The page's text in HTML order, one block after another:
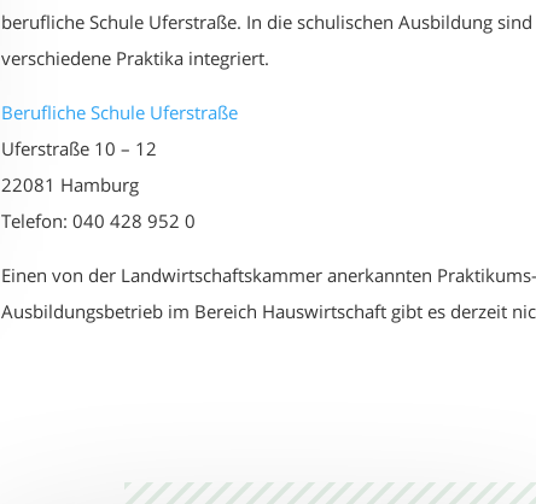
berufliche Schule Uferstraße. In die schulischen Ausbildung sind
verschiedene Praktika integriert.
Berufliche Schule Uferstraße
Uferstraße 10 – 12
22081 Hamburg
Telefon: 040 428 952 0
Einen von der Landwirtschaftskammer anerkannten
Ausbildungsbetrieb im Bereich Hauswirtschaft gibt es derzeit